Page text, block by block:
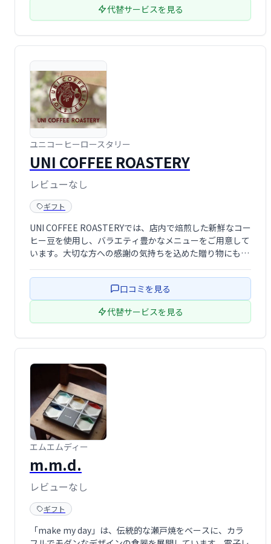
代替サービスを見る
ユニコーヒーロースタリー
UNI COFFEE ROASTERY
レビューなし
ギフト
UNI COFFEE ROASTERYでは、店内で焙煎した新鮮なコー
ヒー豆を使用し、バラエティ豊かなメニューをご用意して
います。大切な方への感謝の気持ちを込めた贈り物にも最
んでいただけるよう、お客様一人ひとりの好みに合わせた
一杯を提供いたします。口コミを見る
代替サービスを見る
エムエムディー
m.m.d.
レビューなし
ギフト
「make my day」は、伝統的な瀬戸焼をベースに、カラ